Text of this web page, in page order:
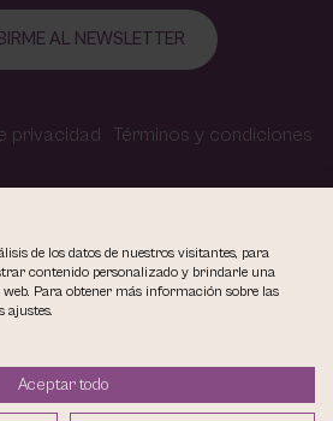
AL NEWSLETTER
privacidad Términos y condiciones
Contacto Accesibilidad
COPYRIGHT © 2026
DISEÑO WEB SGM
de los datos de nuestros visitantes, para
contenido personalizado y brindarle una
web. Para obtener más información sobre las
ajustes.
Aceptar todo